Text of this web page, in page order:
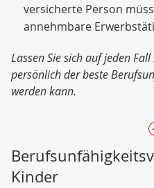
versicherte Person
annehmbare
Lassen Sie sich auf jeden
persönlich der beste
werden kann.
Kinder